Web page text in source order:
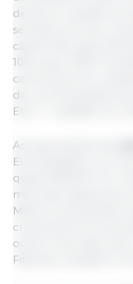
de porco variada
semestre do ano. As
caíram 6%, para
10%, para US$ 1,14
carne de porco
do volume global de
EUA — avaliado em
As exportações de
EUA atingiram um
quase 590.500 mt. O
mercado depois da
México aumentaram
crescimento foi
outros mercados
Filipinas, Canadá e